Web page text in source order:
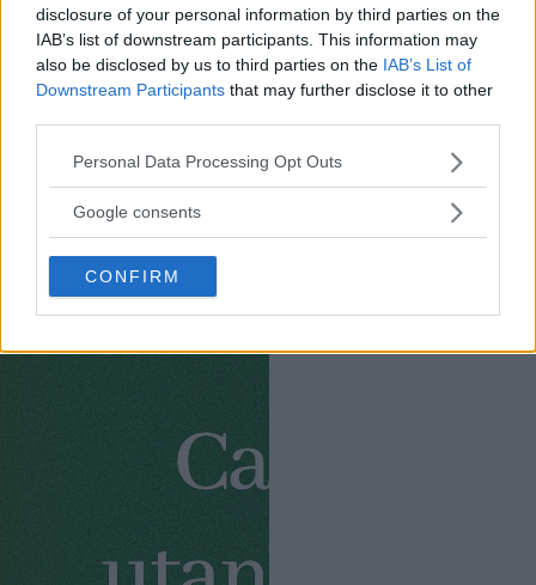
disclosure of your personal information by third parties on the
IAB’s list of downstream participants. This information may
also be disclosed by us to third parties on the IAB’s List of
Downstream Participants that may further disclose it to other
Please note that this website/app uses one or more Google
not limited to your visit or usage behaviour. You may click to
use your data for below specified purposes in below Google
consent section.
Personal Data Processing Opt Outs
Google consents
CONFIRM
Annons:
Annons: